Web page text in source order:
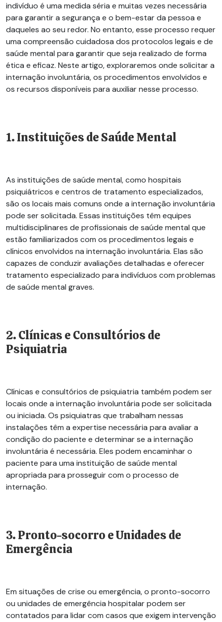
indivíduo é uma medida séria e muitas vezes necessária
para garantir a segurança e o bem-estar da pessoa e
daqueles ao seu redor. No entanto, esse processo requer
uma compreensão cuidadosa dos protocolos legais e de
saúde mental para garantir que seja realizado de forma
ética e eficaz. Neste artigo, exploraremos onde solicitar a
internação involuntária, os procedimentos envolvidos e
os recursos disponíveis para auxiliar nesse processo.
1. Instituições de Saúde Mental
As instituições de saúde mental, como hospitais
psiquiátricos e centros de tratamento especializados,
são os locais mais comuns onde a internação involuntária
pode ser solicitada. Essas instituições têm equipes
multidisciplinares de profissionais de saúde mental que
estão familiarizados com os procedimentos legais e
clínicos envolvidos na internação involuntária. Elas são
capazes de conduzir avaliações detalhadas e oferecer
tratamento especializado para indivíduos com problemas
de saúde mental graves.
2. Clínicas e Consultórios de
Psiquiatria
Clínicas e consultórios de psiquiatria também podem ser
locais onde a internação involuntária pode ser solicitada
ou iniciada. Os psiquiatras que trabalham nessas
instalações têm a expertise necessária para avaliar a
condição do paciente e determinar se a internação
involuntária é necessária. Eles podem encaminhar o
paciente para uma instituição de saúde mental
apropriada para prosseguir com o processo de
internação.
3. Pronto-socorro e Unidades de
Emergência
Em situações de crise ou emergência, o pronto-socorro
ou unidades de emergência hospitalar podem ser
contatados para lidar com casos que exigem intervenção